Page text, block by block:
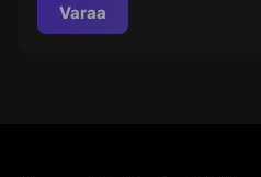
Varaa